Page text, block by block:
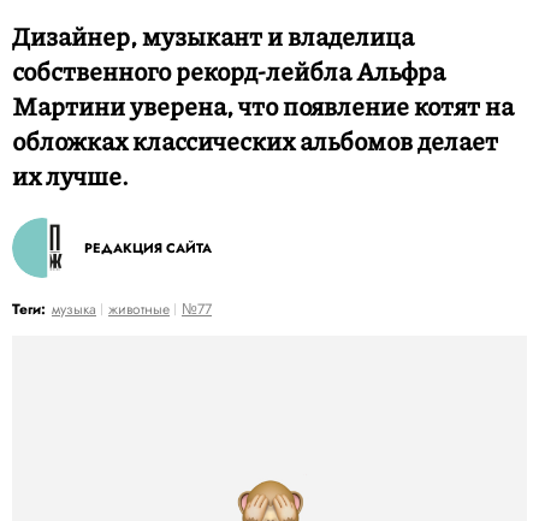
Дизайнер, музыкант и владелица
собственного рекорд-лейбла Альфра
Мартини уверена, что появление котят на
обложках классических альбомов делает
их лучше.
РЕДАКЦИЯ САЙТА
Теги: музыка животные №77